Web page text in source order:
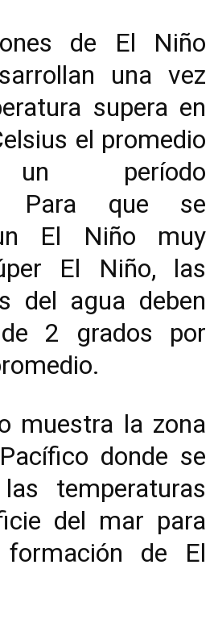
de El Niño
una vez
supera en
el promedio
un período
Para que se
El Niño muy
El Niño, las
del agua deben
2 grados por
muestra la zona
donde se
temperaturas
del mar para
de El